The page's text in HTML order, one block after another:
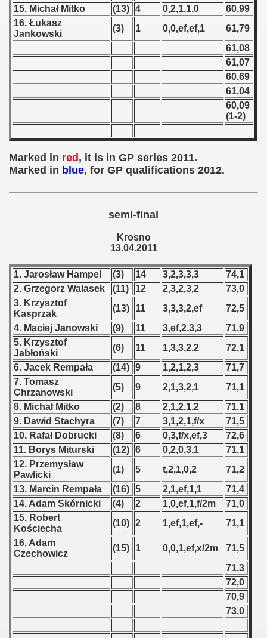
15. Michał Mitko
(13) 4 0,2,1,1,0
60,99
16. Łukasz
Jankowski
(3) 1 0,0,ef,ef,1
61,79
61,08
61,07
60,69
61,04
60,09
(1-2)
Marked in red , it is in GP series 2011.
Marked in blue, for GP qualifications 2012.
semi-final
Krosno
13.04.2011
1. Jarosław Hampel (3) 14 3,2,3,3,3
74,1
2. Grzegorz Walasek
(11) 12 2,3,2,3,2
73,0
3. Krzysztof
Kasprzak
(13) 11 3,3,3,2,ef
72,5
4. Maciej Janowski
(9) 11 3,ef,2,3,3
71,9
5. Krzysztof
Jabłoński
(6) 11 1,3,3,2,2
72,1
6. Jacek Rempała
(14) 9 1,2,1,2,3
71,7
7. Tomasz
Chrzanowski
(5) 9 2,1,3,2,1
71,1
8. Michał Mitko
(2) 8 2,1,2,1,2
71,1
9. Dawid Stachyra
(7) 7 3,1,2,1,f/x
71,5
10. Rafał Dobrucki
(8) 6 0,3,f/x,ef,3
72,6
11. Borys Miturski
(12) 6 0,2,0,3,1
71,1
12. Przemysław
Pawlicki
(1) 5 t,2,1,0,2
71,2
13. Marcin Rempała
(16) 5 2,1,ef,1,1
71,4
14. Adam Skórnicki
(4) 2 1,0,ef,1,f/2m
71,0
15. Robert
Kościecha
(10) 2 1,ef,1,ef,-
71,1
16. Adam
Czechowicz
(15) 1 0,0,1,ef,x/2m
71,5
71,3
72,0
70,9
73,0
- 1952
- 1953
- 1955
- 1957
- 1958
- 1962
- 1963
- 1964
- 1965
- 1966
- 1967
- 1968
- 1969
- 1970